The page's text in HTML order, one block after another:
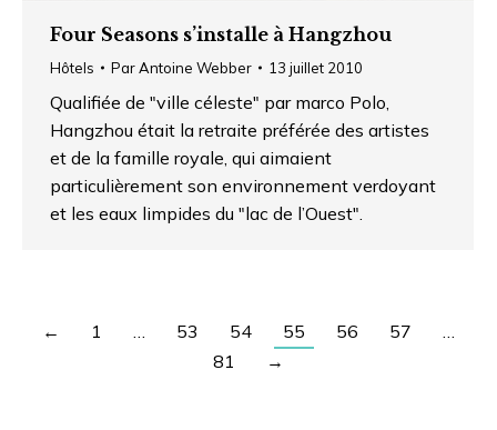
Four Seasons s’installe à Hangzhou
Hôtels ParAntoine Webber 13 juillet 2010
Qualifiée de "ville céleste" par marco Polo,
Hangzhou était la retraite préférée des artistes
et de la famille royale, qui aimaient
particulièrement son environnement verdoyant
et les eaux limpides du "lac de l’Ouest".
← 1 53 54 55 56 57
81
→